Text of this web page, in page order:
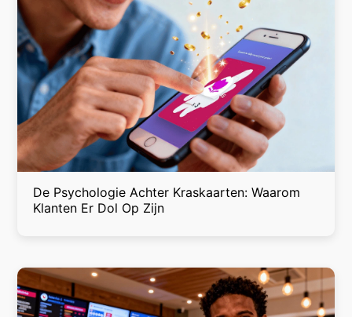
De Psychologie Achter Kraskaarten: Waarom
Klanten Er Dol Op Zijn